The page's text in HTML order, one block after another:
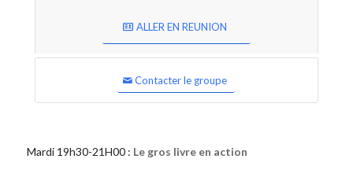
ALLER EN REUNION
Contacter le groupe
Mardi 19h30-21H00 : Le gros livre en action